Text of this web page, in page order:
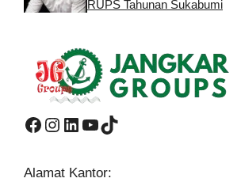
RUPS Tahunan Sukabumi
Facebook
Instagram
LinkedIn
YouTube
TikTok
Alamat Kantor: